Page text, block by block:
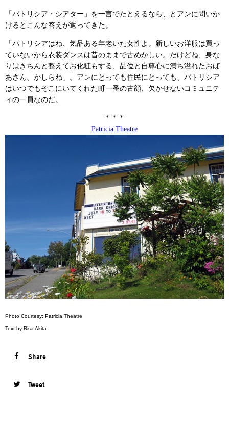
「パトリシア・シアター」を一言でたとえるなら、とアンに問いか
けるとこんな答えが返ってきた。
「パトリシアはね、気品ある年老いた女性よ。新しいお洋服は買っ
ていないから衣装ダンスは昔のままで古めかしい。だけどね、身な
りはきちんと整えてお化粧もする、品位と自尊心に満ち溢れたおば
あさん、かしらね」。アンにとっても住民にとっても、パトリシア
はいつでもそこにいてくれた町一番の古顔、欠かせないコミュニテ
ィの一員なのだ。
＊＊＊
Patricia Theatre
Photo Courtesy: Patricia Theatre
Text by Risa Akita
Share
Tweet